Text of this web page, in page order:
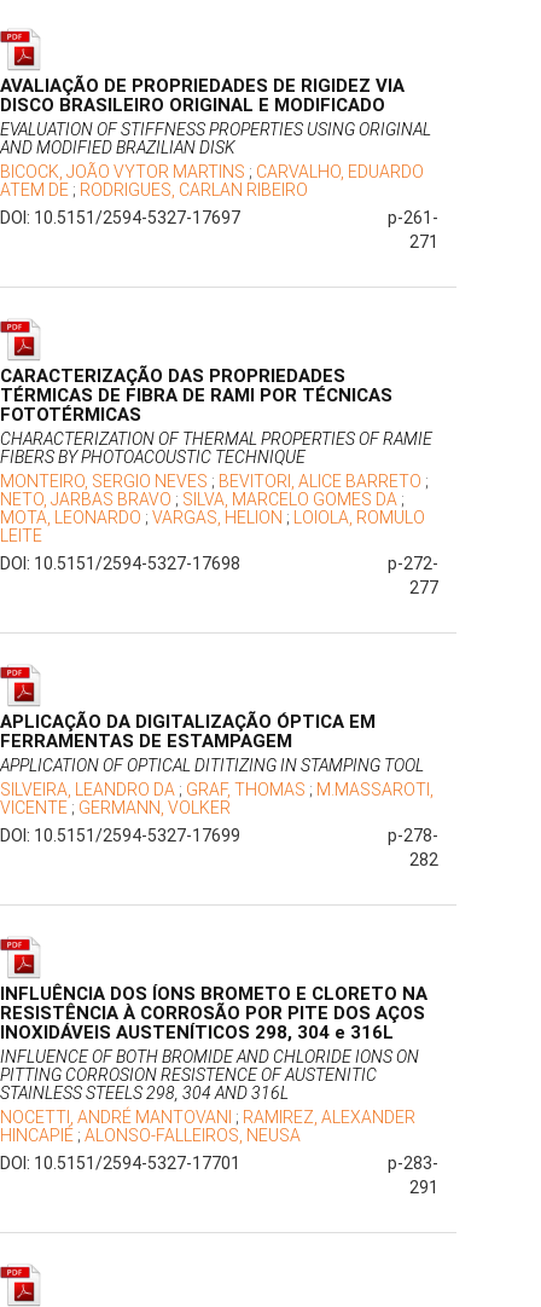
AVALIAÇÃO DE PROPRIEDADES DE RIGIDEZ VIA
DISCO BRASILEIRO ORIGINAL E MODIFICADO
EVALUATION OF STIFFNESS PROPERTIES USING ORIGINAL
AND MODIFIED BRAZILIAN DISK
BICOCK, JOÃO VYTOR MARTINS ; CARVALHO, EDUARDO
ATEM DE ; RODRIGUES, CARLAN RIBEIRO
DOI: 10.5151/2594-5327-17697
p-261-
271
CARACTERIZAÇÃO DAS PROPRIEDADES
TÉRMICAS DE FIBRA DE RAMI POR TÉCNICAS
FOTOTÉRMICAS
CHARACTERIZATION OF THERMAL PROPERTIES OF RAMIE
FIBERS BY PHOTOACOUSTIC TECHNIQUE
MONTEIRO, SERGIO NEVES ; BEVITORI, ALICE BARRETO ;
NETO, JARBAS BRAVO ; SILVA, MARCELO GOMES DA ;
MOTA, LEONARDO ; VARGAS, HELION ; LOIOLA, ROMULO
LEITE
DOI: 10.5151/2594-5327-17698
p-272-
277
APLICAÇÃO DA DIGITALIZAÇÃO ÓPTICA EM
FERRAMENTAS DE ESTAMPAGEM
APPLICATION OF OPTICAL DITITIZING IN STAMPING TOOL
SILVEIRA, LEANDRO DA ; GRAF, THOMAS ; M.MASSAROTI,
VICENTE ; GERMANN, VOLKER
DOI: 10.5151/2594-5327-17699
p-278-
282
INFLUÊNCIA DOS ÍONS BROMETO E CLORETO NA
RESISTÊNCIA À CORROSÃO POR PITE DOS AÇOS
INOXIDÁVEIS AUSTENÍTICOS 298, 304 e 316L
INFLUENCE OF BOTH BROMIDE AND CHLORIDE IONS ON
PITTING CORROSION RESISTENCE OF AUSTENITIC
STAINLESS STEELS 298, 304 AND 316L
NOCETTI, ANDRÉ MANTOVANI ; RAMIREZ, ALEXANDER
HINCAPIÉ ; ALONSO-FALLEIROS, NEUSA
DOI: 10.5151/2594-5327-17701
p-283-
291